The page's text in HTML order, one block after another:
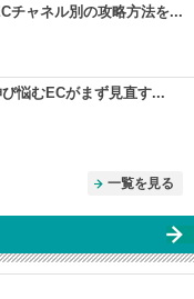
チャネル別の攻略方法を...
悩むECがまず見直す...
一覧を見る